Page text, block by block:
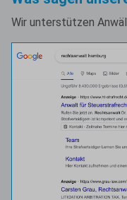
Wir unterstützen